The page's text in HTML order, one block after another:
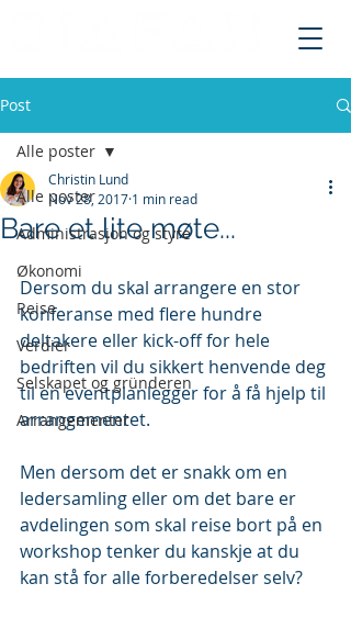
Post
Alle poster
Administrasjon og styre
Økonomi
Reise
Verdier
Selskapet og gründeren
Arrangementer
Alle poster
Bare et lite møte...
Christin Lund
Nov 28, 2017 1 min read
Dersom du skal arrangere en stor
konferanse med flere hundre
deltakere eller kick-off for hele
bedriften vil du sikkert henvende deg
til en eventplanlegger for å få hjelp til
arrangementet.
Men dersom det er snakk om en
ledersamling eller om det bare er
avdelingen som skal reise bort på en
workshop tenker du kanskje at du
kan stå for alle forberedelser selv?